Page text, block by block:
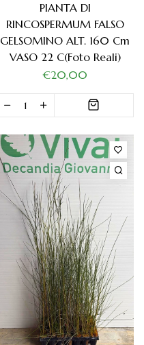
PIANTA DI
RINCOSPERMUM FALSO
GELSOMINO ALT. 160 Cm
VASO 22 C(foto Reali)
€20,00